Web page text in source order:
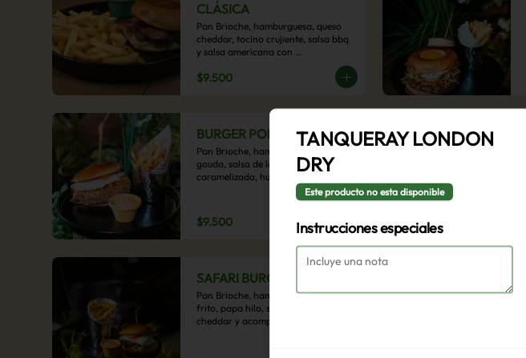
CLÁSICA
Pan Brioche, hamburguesa, queso
cheddar, tocino crujiente, salsa bbq
y salsa americana con
acompañamiento de papas fritas.
$9.500
BURGER POBRE
Pan Brioche, hamburguesa, queso
gouda, salsa de la casa, cebolla
caramelizada, huevo frito, y papa
hilo, acompañado de papas fritas.
$9.500
SAFARI BURGER
Pan Brioche, hamburguesa, huevo
frito, papa hilo, salsa de queso
cheddar y acompañamiento de
TANQUERAY LONDON
DRY
Este producto no esta disponible
Instrucciones especiales